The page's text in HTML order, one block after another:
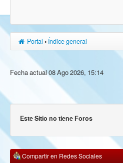
Portal • Índice general
Fecha actual 08 Ago 2026, 15:14
Este Sitio no tiene Foros
Compartir en Redes Sociales